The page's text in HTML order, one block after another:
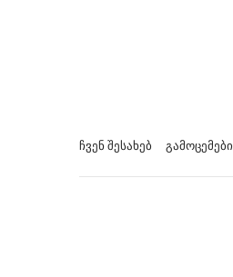
ჩვენ შესახებ გამოცემები